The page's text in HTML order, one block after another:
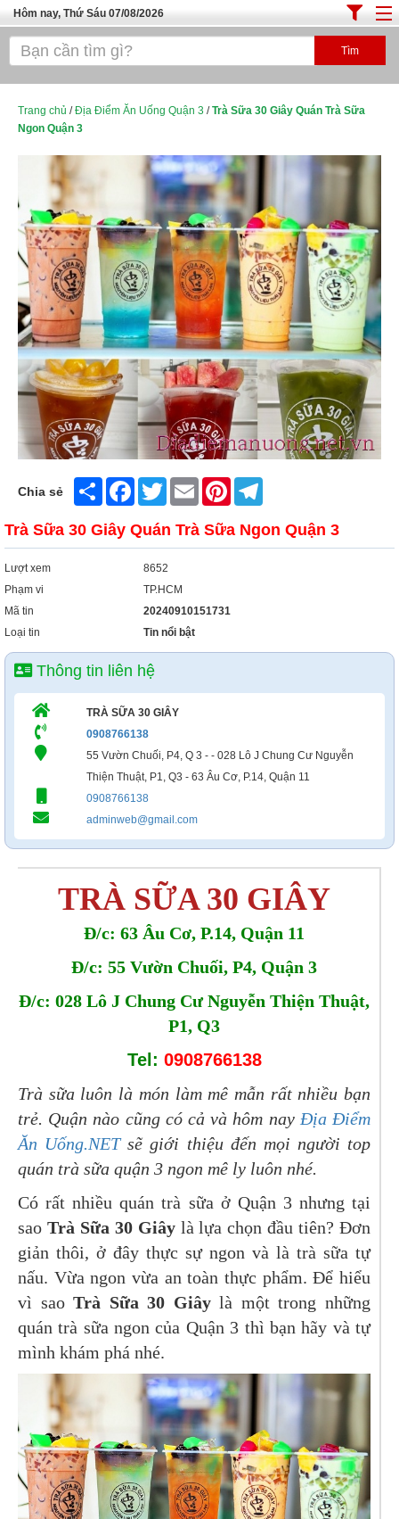
Hôm nay, Thứ Sáu 07/08/2026
Trang chủ
Cafe - Kem- Trà Sữa
Thực Phẩm Nông Hải Sản
Top Quán Ăn Sài Gòn
Trang chủ /Địa Điểm Ăn Uống Quận 3 /Trà Sữa 30 Giây Quán Trà Sữa
Ngon Quận 3
Chia sẻ Share FacebookTwitter Email Pinterest
Trà Sữa 30 Giây Quán Trà Sữa Ngon Quận 3
Lượt xem
8652
Phạm vi
TP.HCM
Mã tin
20240910151731
Loại tin
Tin nổi bật
Thông tin liên hệ
TRÀ SỮA 30 GIÂY
0908766138
55 Vườn Chuối, P4, Q 3 - - 028 Lô J Chung Cư Nguyễn
Thiện Thuật, P1, Q3 - 63 Âu Cơ, P.14, Quận 11
0908766138
adminweb@gmail.com
TRÀ SỮA 30 GIÂY
Đ/c: 63 Âu Cơ, P.14, Quận 11
Đ/c: 55 Vườn Chuối, P4, Quận 3
Đ/c: 028 Lô J Chung Cư Nguyễn Thiện Thuật,
P1, Q3
Tel: 0908766138
Trà sữa luôn là món làm mê mẫn rất nhiều bạn
trẻ. Quận nào cũng có cả và hôm nay Địa Điểm
Ăn Uống.NETsẽ giới thiệu đến mọi người top
quán trà sữa quận 3 ngon mê ly luôn nhé.
Có rất nhiều quán trà sữa ở Quận 3 nhưng tại
sao Trà Sữa 30 Giâylà lựa chọn đầu tiên? Đơn
giản thôi, ở đây thực sự ngon và là trà sữa tự
nấu. Vừa ngon vừa an toàn thực phẩm. Để hiểu
vì saoTrà Sữa 30 Giâylà một trong những
quán trà sữa ngon của Quận 3 thì bạn hãy và tự
mình khám phá nhé.